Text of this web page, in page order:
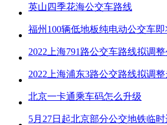
英山四季花海公交车路线
福州100辆低地板纯电动公交车
2022上海791路公交车路线拟调
2022上海浦东3路公交路线拟调
北京一卡通乘车码怎么升级
5月27日起北京部分公交地铁临